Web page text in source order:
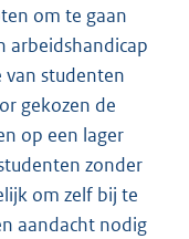
om te gaan
arbeidshandicap
studenten
gekozen de
op een lager
zonder
om zelf bij te
aandacht nodig